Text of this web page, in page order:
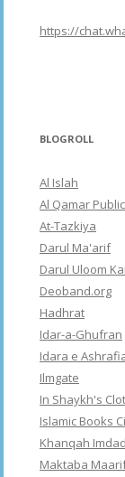
https://
BLOGROLL
Al Islah
Al Qamar
At-Tazkiya
Darul Ma'arif
Darul Uloom
Deoband.org
Hadhrat
Idar-a-Ghufran
Idara e
Ilmgate
In Shaykh's
Islamic Books
Khanqah
Maktaba